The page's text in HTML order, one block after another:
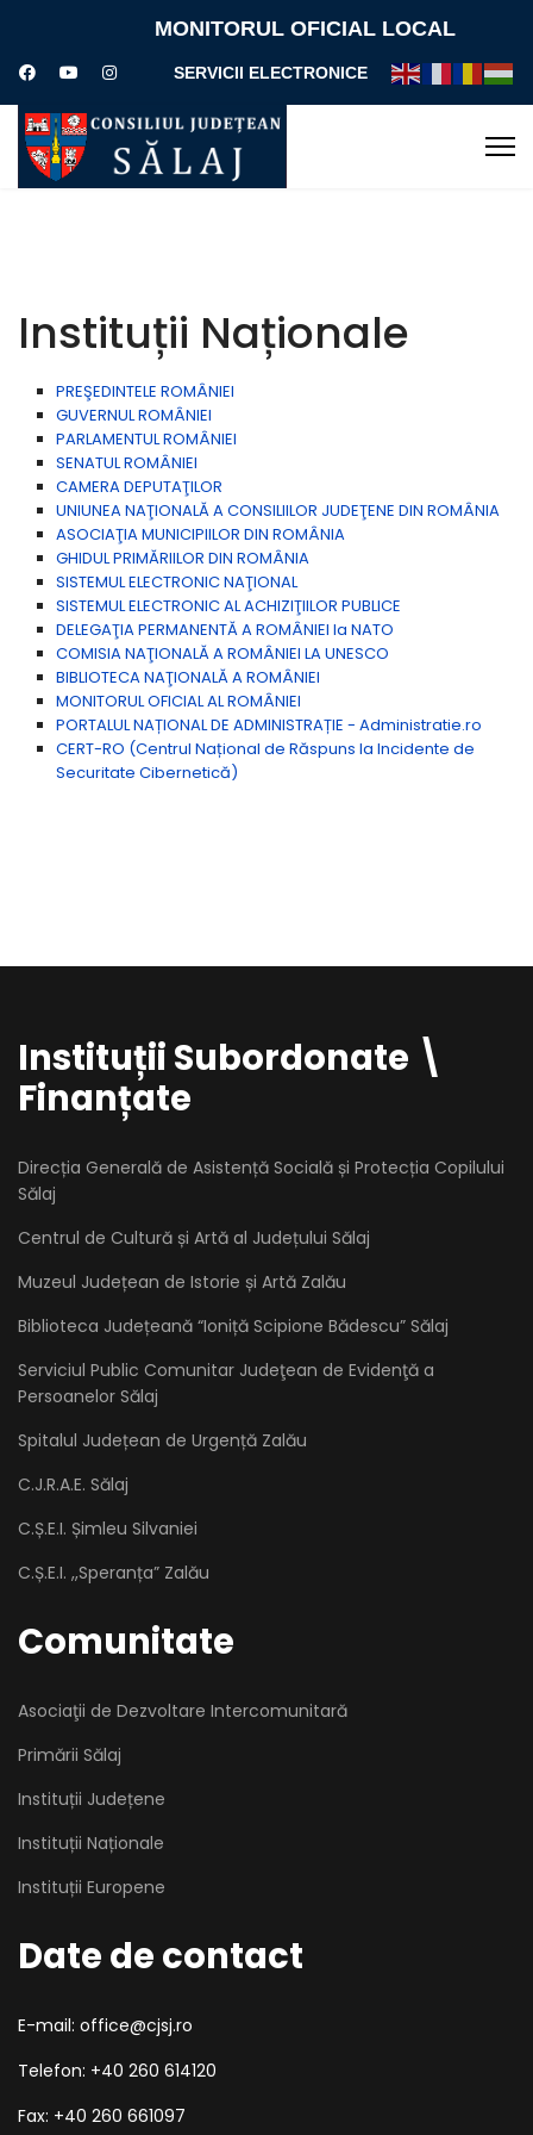
MONITORUL OFICIAL LOCAL
SERVICII ELECTRONICE
Instituții Naționale
PREŞEDINTELE ROMÂNIEI
GUVERNUL ROMÂNIEI
PARLAMENTUL ROMÂNIEI
SENATUL ROMÂNIEI
CAMERA DEPUTAŢILOR
UNIUNEA NAŢIONALĂ A CONSILIILOR JUDEŢENE DIN ROMÂNIA
ASOCIAŢIA MUNICIPIILOR DIN ROMÂNIA
GHIDUL PRIMĂRIILOR DIN ROMÂNIA
SISTEMUL ELECTRONIC NAŢIONAL
SISTEMUL ELECTRONIC AL ACHIZIŢIILOR PUBLICE
DELEGAŢIA PERMANENTĂ A ROMÂNIEI la NATO
COMISIA NAŢIONALĂ A ROMÂNIEI LA UNESCO
BIBLIOTECA NAŢIONALĂ A ROMÂNIEI
MONITORUL OFICIAL AL ROMÂNIEI
PORTALUL NAȚIONAL DE ADMINISTRAȚIE - Administratie.ro
CERT-RO (Centrul Național de Răspuns la Incidente de
Securitate Cibernetică)
Instituții Subordonate \
Finanțate
Direcția Generală de Asistență Socială și Protecția Copilului
Sălaj
Centrul de Cultură și Artă al Județului Sălaj
Muzeul Județean de Istorie și Artă Zalău
Biblioteca Județeană “Ioniță Scipione Bădescu” Sălaj
Serviciul Public Comunitar Judeţean de Evidenţă a
Persoanelor Sălaj
Spitalul Județean de Urgență Zalău
C.J.R.A.E. Sălaj
C.Ș.E.I. Șimleu Silvaniei
C.Ș.E.I. ,,Speranța” Zalău
Comunitate
Asociaţii de Dezvoltare Intercomunitară
Primării Sălaj
Instituții Județene
Instituții Naționale
Instituții Europene
Date de contact
E-mail: office@cjsj.ro
Telefon: +40 260 614120
Fax: +40 260 661097